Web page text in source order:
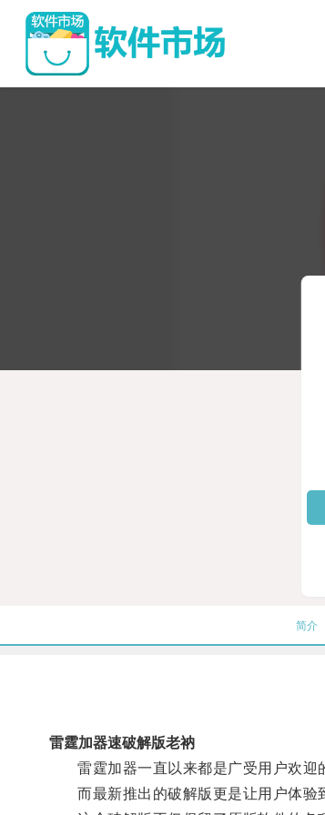
简介
雷霆加器速破解版老衲
雷霆加器一直以来都是广受用户欢迎
而最新推出的破解版更是让用户体验